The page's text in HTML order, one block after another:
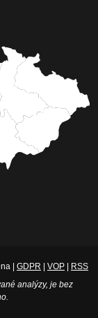
| GDPR VOP
RSS
analýzy, je bez